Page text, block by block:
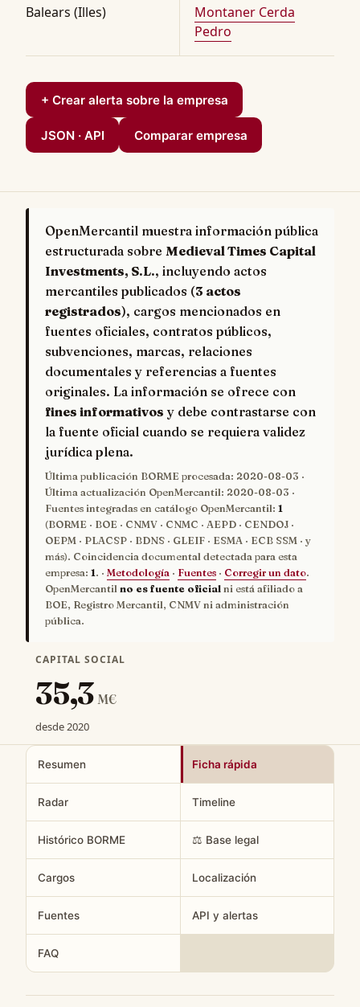
Balears (Illes)
Montaner Cerda
Pedro
+ Crear alerta sobre la empresa
JSON · API Comparar empresa
OpenMercantil muestra información pública
estructurada sobre Medieval Times Capital
Investments, S.L., incluyendo actos
mercantiles publicados (3 actos
registrados), cargos mencionados en
fuentes oficiales, contratos públicos,
subvenciones, marcas, relaciones
documentales y referencias a fuentes
originales. La información se ofrece con
fines informativos y debe contrastarse con
la fuente oficial cuando se requiera validez
jurídica plena.
Última publicación BORME procesada: 2020-08-03 ·
Última actualización OpenMercantil: 2020-08-03 ·
Fuentes integradas en catálogo OpenMercantil: 1
(BORME · BOE · CNMV · CNMC · AEPD · CENDOJ ·
OEPM · PLACSP · BDNS · GLEIF · ESMA · ECB SSM · y
más). Coincidencia documental detectada para esta
empresa: 1. · Metodología · Fuentes · Corregir un dato.
OpenMercantil no es fuente oficial ni está afiliado a
BOE, Registro Mercantil, CNMV ni administración
pública.
CAPITAL SOCIAL
35,3 M€
desde 2020
Resumen Ficha rápida
Radar Timeline
Histórico BORME ⚖️ Base legal
Cargos Localización
Fuentes API y alertas
FAQ